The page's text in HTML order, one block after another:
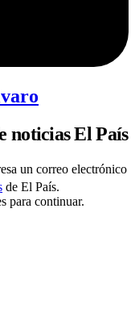
noticias El País
un correo electrónico
de El País.
para continuar.